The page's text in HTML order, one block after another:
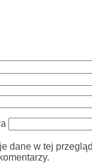
dane w tej